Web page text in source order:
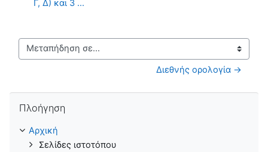
Γ, Δ) και 3 ...
Μεταπήδηση σε...
Διεθνής ορολογία →
Πλοήγηση
Αρχική
Σελίδες ιστοτόπου